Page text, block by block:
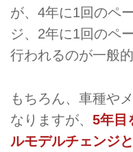
が、4年に1回のペ
ジ、2年に1回のペ
行われるのが一般的
もちろん、車種や
なりますが、 5年目
ルモデルチェンジ